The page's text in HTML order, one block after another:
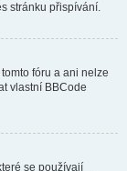
stránku přispívání.
fóru a ani nelze
vlastní BBCode
se používají